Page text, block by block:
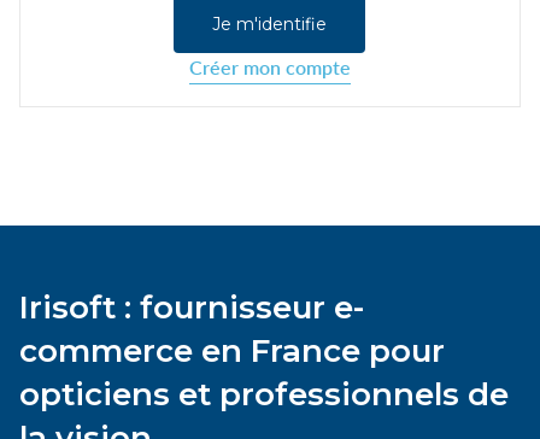
Je m'identifie
Créer mon compte
Irisoft : fournisseur e-
commerce en France pour
opticiens et professionnels de